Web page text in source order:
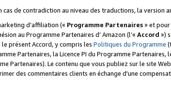
cas de contradiction au niveau des traductions, la version
d’affiliation (« Programme Partenaires» et
au Programme Partenaires d’ Amazon (l’« Accord »)
présent Accord, y compris les Politiques du Programme
Partenaires, la Licence PI du Programme Partenaires,
Partenaires). Le contenu que vous publiez sur le site
des commentaires clients en échange d'une